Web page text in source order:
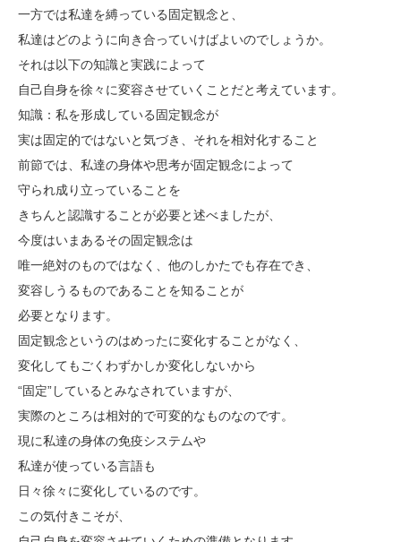
一方では私達を縛っている固定観念と、
私達はどのように向き合っていけばよいのでしょうか。
それは以下の知識と実践によって
自己自身を徐々に変容させていくことだと考えています。
知識：私を形成している固定観念が
実は固定的ではないと気づき、それを相対化すること
前節では、私達の身体や思考が固定観念によって
守られ成り立っていることを
きちんと認識することが必要と述べましたが、
今度はいまあるその固定観念は
唯一絶対のものではなく、他のしかたでも存在でき、
変容しうるものであることを知ることが
必要となります。
固定観念というのはめったに変化することがなく、
変化してもごくわずかしか変化しないから
“固定”しているとみなされていますが、
実際のところは相対的で可変的なものなのです。
現に私達の身体の免疫システムや
私達が使っている言語も
日々徐々に変化しているのです。
この気付きこそが、